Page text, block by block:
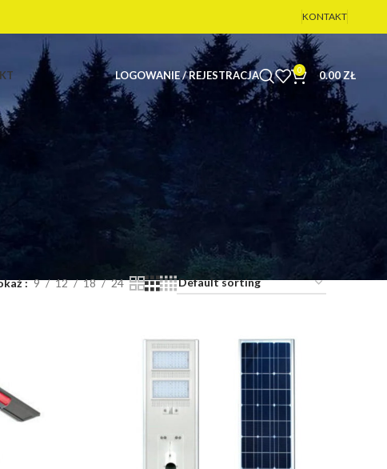
KONTAKT
LOGOWANIE / REJESTRACJA 0 0.00ZŁ
9 12 18 24